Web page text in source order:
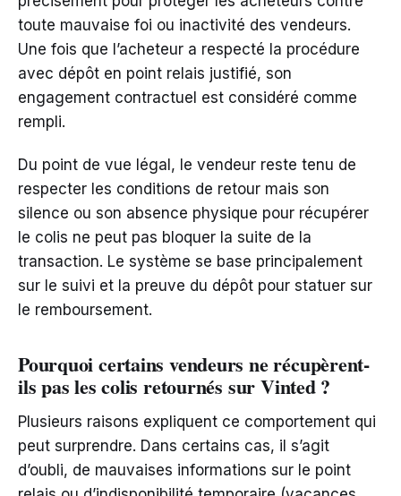
toute mauvaise foi ou inactivité des vendeurs.
Une fois que l’acheteur a respecté la procédure
avec dépôt en point relais justifié, son
engagement contractuel est considéré comme
rempli.
Du point de vue légal, le vendeur reste tenu de
respecter les conditions de retour mais son
silence ou son absence physique pour récupérer
le colis ne peut pas bloquer la suite de la
transaction. Le système se base principalement
sur le suivi et la preuve du dépôt pour statuer sur
le remboursement.
Pourquoi certains vendeurs ne récupèrent-
ils pas les colis retournés sur Vinted ?
Plusieurs raisons expliquent ce comportement qui
peut surprendre. Dans certains cas, il s’agit
d’oubli, de mauvaises informations sur le point